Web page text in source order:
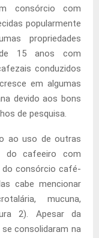
consórcio com
popularmente
propriedades
15 anos com
conduzidos
em algumas
devido aos bons
de pesquisa.
ao uso de outras
do cafeeiro com
consórcio café-
cabe mencionar
mucuna,
2). Apesar da
consolidaram na